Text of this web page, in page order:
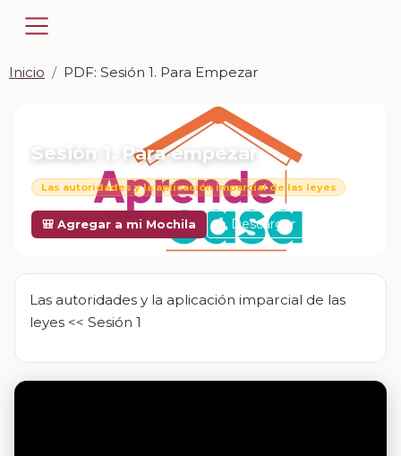
Inicio PDF: Sesión 1. Para Empezar
Sesión 1. Para empezar
Las autoridades y la aplicación imparcial de las leyes
🎒 Agregar a mi Mochila Descargar
Las autoridades y la aplicación imparcial de las
leyes << Sesión 1